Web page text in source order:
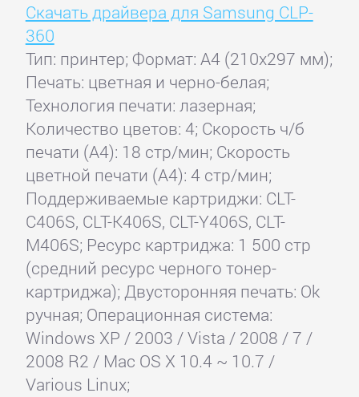
Скачать драйвера для Samsung CLP-
360
Тип: принтер; Формат: A4 (210x297 мм);
Печать: цветная и черно-белая;
Технология печати: лазерная;
Количество цветов: 4; Скорость ч/б
печати (А4): 18 стр/мин; Скорость
цветной печати (А4): 4 стр/мин;
Поддерживаемые картриджи: CLT-
C406S, CLT-K406S, CLT-Y406S, CLT-
M406S; Ресурс картриджа: 1 500 стр
(cредний ресурс черного тонер-
картриджа); Двусторонняя печать: Ok
ручная; Операционная система:
Windows XP / 2003 / Vista / 2008 / 7 /
2008 R2 / Mac OS X 10.4 ~ 10.7 /
Various Linux;